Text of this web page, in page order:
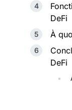
DeFi
À
DeFi